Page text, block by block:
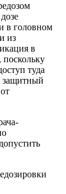
в головном
из
в
поскольку
туда
защитный